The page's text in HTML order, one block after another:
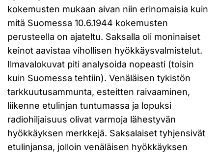
kokemusten mukaan aivan niin erinomaisia kuin
mitä Suomessa 10.6.1944 kokemusten
perusteella on ajateltu. Saksalla oli moninaiset
keinot aavistaa vihollisen hyökkäysvalmistelut.
Ilmavalokuvat piti analysoida nopeasti (toisin
kuin Suomessa tehtiin). Venäläisen tykistön
tarkkuutusammunta, esteitten raivaaminen,
liikenne etulinjan tuntumassa ja lopuksi
radiohiljaisuus olivat varmoja lähestyvän
hyökkäyksen merkkejä. Saksalaiset tyhjensivät
etulinjansa, jolloin venäläisen hyökkäyksen